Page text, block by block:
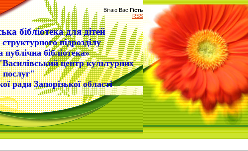
Вітаю Вас Гість
RSS
бібліотека для дітей
підрозділу
публічна бібліотека»
центр культурних
послуг"
ради Запорізької області